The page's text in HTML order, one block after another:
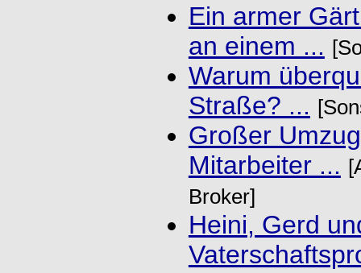
Ein armer
an einem ...
Warum
Straße? ...
Großer
Mitarbeiter ...
Broker]
Heini, Gerd